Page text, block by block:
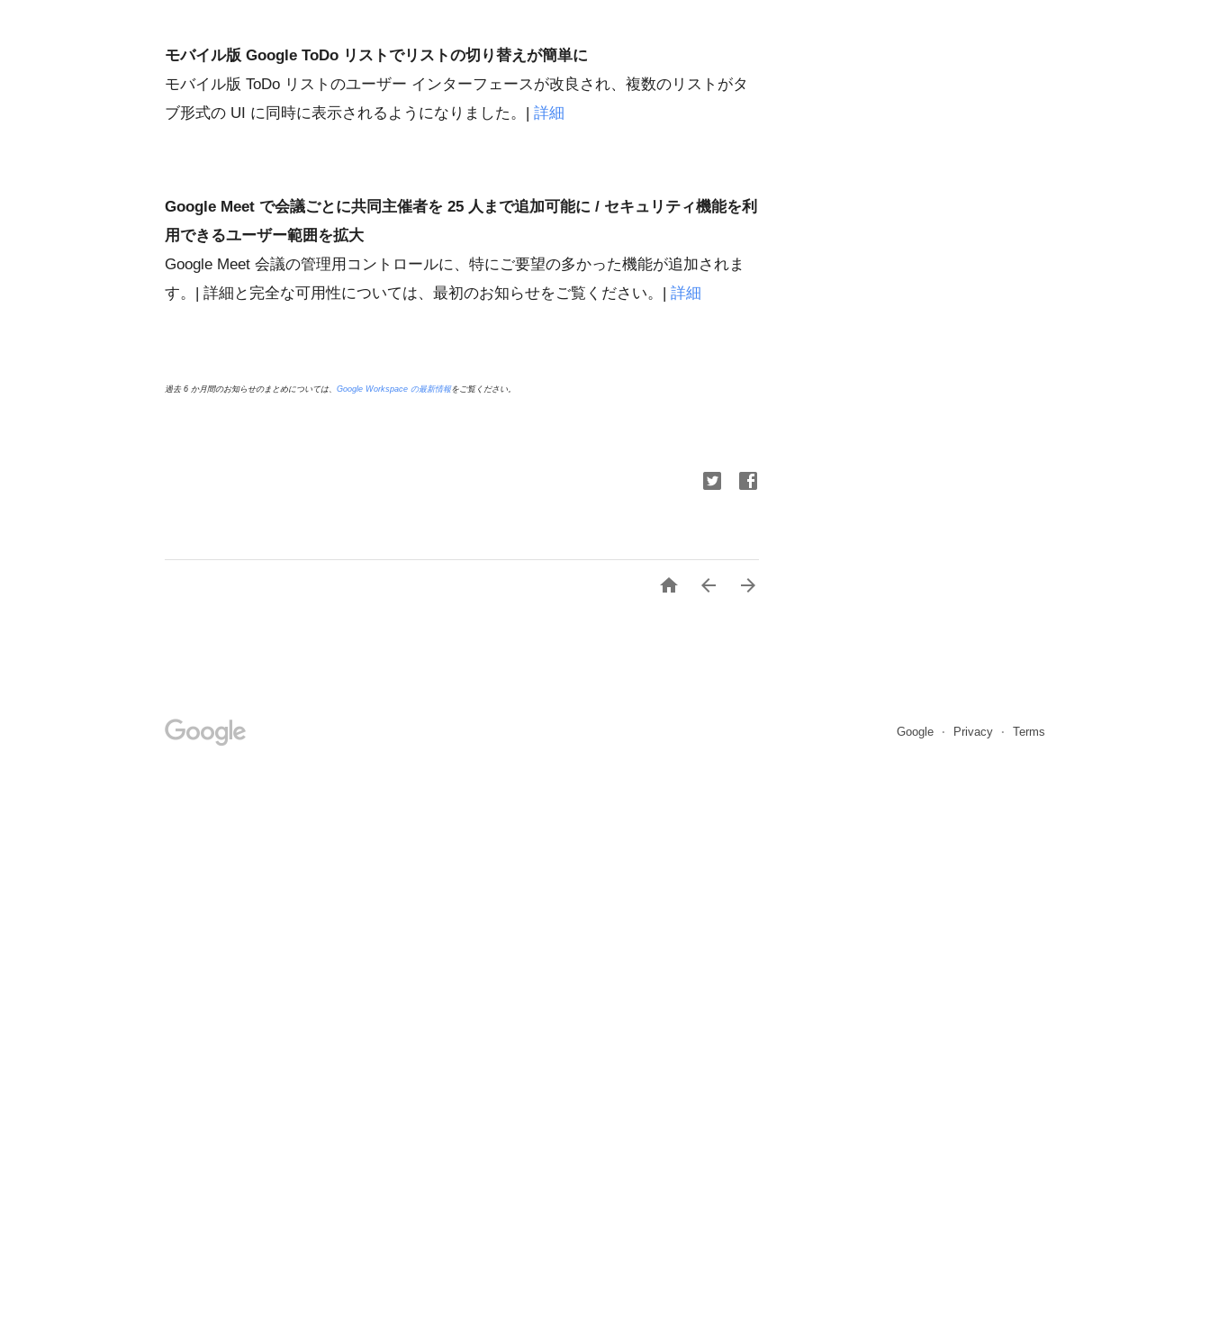
モバイル版 Google ToDo リストでリストの切り替えが簡単に
モバイル版 ToDo リストのユーザー インターフェースが改良され、複数のリストがタ
ブ形式の UI に同時に表示されるようになりました。| 詳細
Google Meet で会議ごとに共同主催者を 25 人まで追加可能に / セキュリティ機能を利
用できるユーザー範囲を拡大
Google Meet 会議の管理用コントロールに、特にご要望の多かった機能が追加されま
す。| 詳細と完全な可用性については、最初のお知らせをご覧ください。| 詳細
過去 6 か月間のお知らせのまとめについては、 Google Workspace の最新情報をご覧ください。
  
Google Privacy Terms